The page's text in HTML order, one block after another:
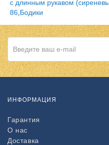
с длинным рукавом
86 Бодики
ИНФОРМАЦИЯ
Гарантия
О нас
Доставка